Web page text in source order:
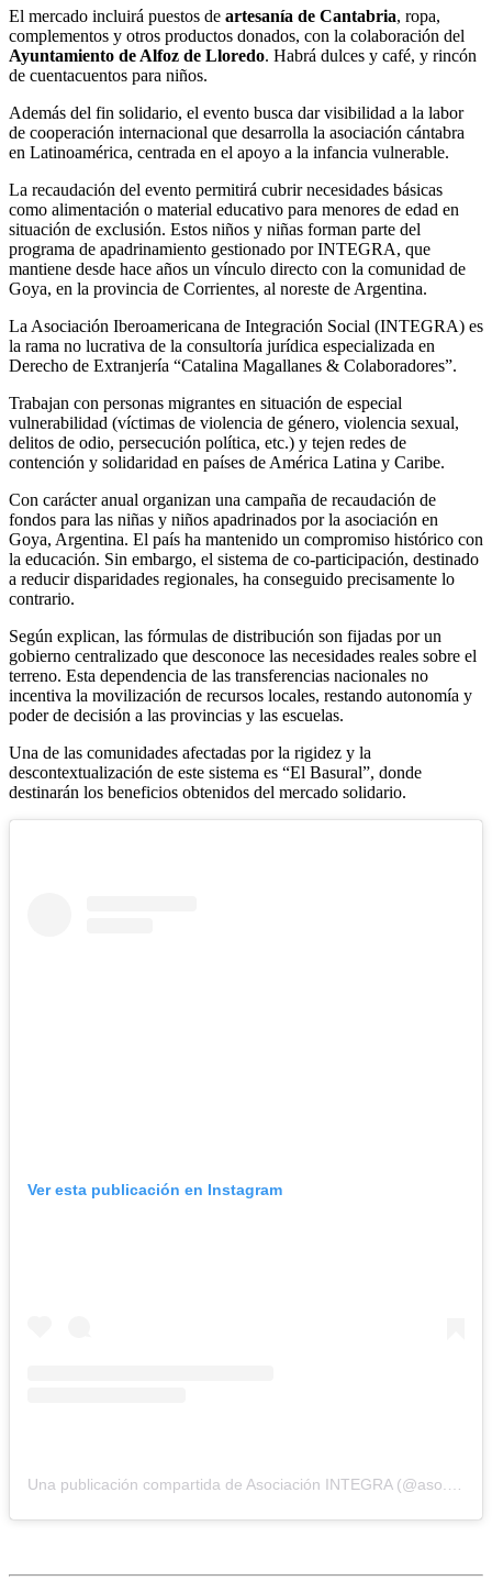
El mercado incluirá puestos de artesanía de Cantabria, ropa,
complementos y otros productos donados, con la colaboración del
Ayuntamiento de Alfoz de Lloredo. Habrá dulces y café, y rincón
de cuentacuentos para niños.
Además del fin solidario, el evento busca dar visibilidad a la labor
de cooperación internacional que desarrolla la asociación cántabra
en Latinoamérica, centrada en el apoyo a la infancia vulnerable.
La recaudación del evento permitirá cubrir necesidades básicas
como alimentación o material educativo para menores de edad en
situación de exclusión. Estos niños y niñas forman parte del
programa de apadrinamiento gestionado por INTEGRA, que
mantiene desde hace años un vínculo directo con la comunidad de
Goya, en la provincia de Corrientes, al noreste de Argentina.
La Asociación Iberoamericana de Integración Social (INTEGRA) es
la rama no lucrativa de la consultoría jurídica especializada en
Derecho de Extranjería “Catalina Magallanes & Colaboradores”.
Trabajan con personas migrantes en situación de especial
vulnerabilidad (víctimas de violencia de género, violencia sexual,
delitos de odio, persecución política, etc.) y tejen redes de
contención y solidaridad en países de América Latina y Caribe.
Con carácter anual organizan una campaña de recaudación de
fondos para las niñas y niños apadrinados por la asociación en
Goya, Argentina. El país ha mantenido un compromiso histórico con
la educación. Sin embargo, el sistema de co-participación, destinado
a reducir disparidades regionales, ha conseguido precisamente lo
contrario.
Según explican, las fórmulas de distribución son fijadas por un
gobierno centralizado que desconoce las necesidades reales sobre el
terreno. Esta dependencia de las transferencias nacionales no
incentiva la movilización de recursos locales, restando autonomía y
poder de decisión a las provincias y las escuelas.
Una de las comunidades afectadas por la rigidez y la
descontextualización de este sistema es “El Basural”, donde
destinarán los beneficios obtenidos del mercado solidario.
Ver esta publicación en Instagram